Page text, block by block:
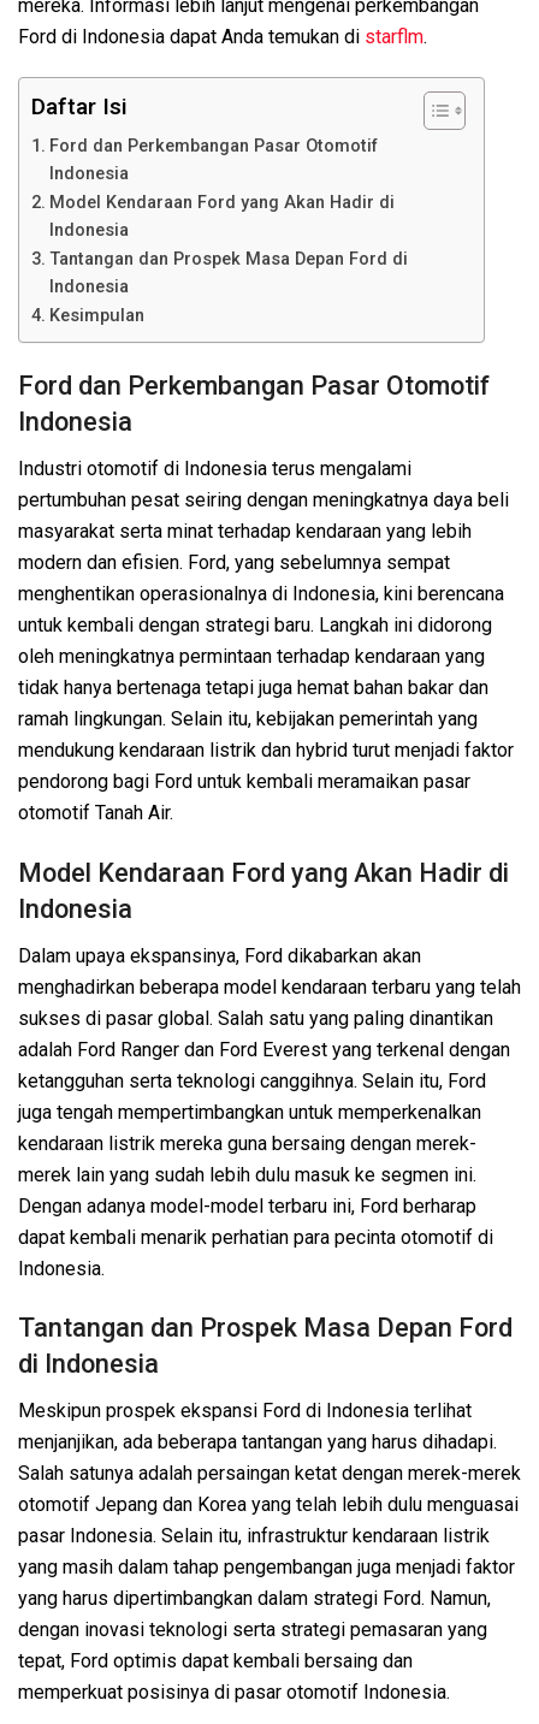
mereka. Informasi lebih lanjut mengenai perkembangan
Ford di Indonesia dapat Anda temukan di starflm.
Daftar Isi
Ford dan Perkembangan Pasar Otomotif
Indonesia
Model Kendaraan Ford yang Akan Hadir di
Indonesia
Tantangan dan Prospek Masa Depan Ford di
Indonesia
Kesimpulan
Ford dan Perkembangan Pasar Otomotif
Indonesia
Industri otomotif di Indonesia terus mengalami
pertumbuhan pesat seiring dengan meningkatnya daya beli
masyarakat serta minat terhadap kendaraan yang lebih
modern dan efisien. Ford, yang sebelumnya sempat
menghentikan operasionalnya di Indonesia, kini berencana
untuk kembali dengan strategi baru. Langkah ini didorong
oleh meningkatnya permintaan terhadap kendaraan yang
tidak hanya bertenaga tetapi juga hemat bahan bakar dan
ramah lingkungan. Selain itu, kebijakan pemerintah yang
mendukung kendaraan listrik dan hybrid turut menjadi faktor
pendorong bagi Ford untuk kembali meramaikan pasar
otomotif Tanah Air.
Model Kendaraan Ford yang Akan Hadir di
Indonesia
Dalam upaya ekspansinya, Ford dikabarkan akan
menghadirkan beberapa model kendaraan terbaru yang telah
sukses di pasar global. Salah satu yang paling dinantikan
adalah Ford Ranger dan Ford Everest yang terkenal dengan
ketangguhan serta teknologi canggihnya. Selain itu, Ford
juga tengah mempertimbangkan untuk memperkenalkan
kendaraan listrik mereka guna bersaing dengan merek-
merek lain yang sudah lebih dulu masuk ke segmen ini.
Dengan adanya model-model terbaru ini, Ford berharap
dapat kembali menarik perhatian para pecinta otomotif di
Indonesia.
Tantangan dan Prospek Masa Depan Ford
di Indonesia
Meskipun prospek ekspansi Ford di Indonesia terlihat
menjanjikan, ada beberapa tantangan yang harus dihadapi.
Salah satunya adalah persaingan ketat dengan merek-merek
otomotif Jepang dan Korea yang telah lebih dulu menguasai
pasar Indonesia. Selain itu, infrastruktur kendaraan listrik
yang masih dalam tahap pengembangan juga menjadi faktor
yang harus dipertimbangkan dalam strategi Ford. Namun,
dengan inovasi teknologi serta strategi pemasaran yang
tepat, Ford optimis dapat kembali bersaing dan
memperkuat posisinya di pasar otomotif Indonesia.